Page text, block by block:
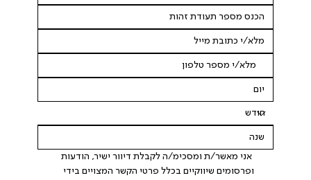
אני מאשר/ת ומסכימ/ה לקבלת דיוור ישיר, הודעות